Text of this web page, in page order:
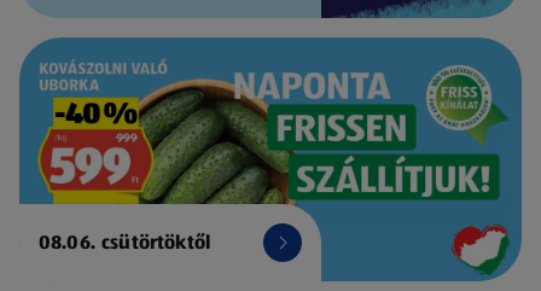
08.06. csütörtöktől